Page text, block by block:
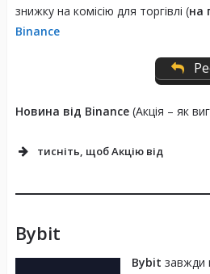
знижку на комісію для торгівлі (на
Binance
Новина від Binance(Акція – як
тисніть, щоб Акцію від
Bybit
Bybit завжди